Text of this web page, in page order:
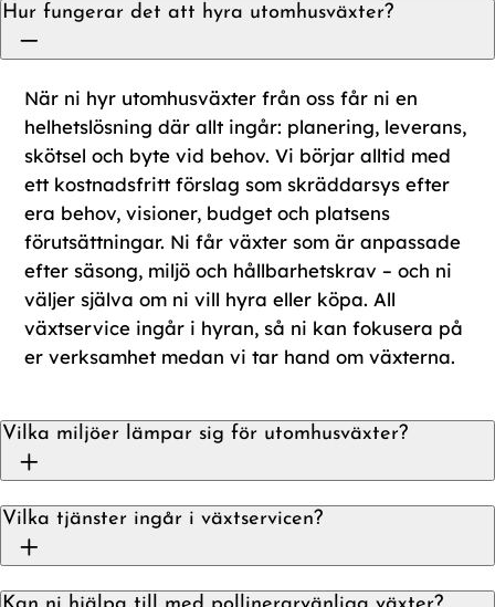
Hur fungerar det att hyra utomhusväxter?
När ni hyr utomhusväxter från oss får ni en
helhetslösning där allt ingår: planering, leverans,
skötsel och byte vid behov. Vi börjar alltid med
ett kostnadsfritt förslag som skräddarsys efter
era behov, visioner, budget och platsens
förutsättningar. Ni får växter som är anpassade
efter säsong, miljö och hållbarhetskrav – och ni
väljer själva om ni vill hyra eller köpa. All
växtservice ingår i hyran, så ni kan fokusera på
er verksamhet medan vi tar hand om växterna.
Vilka miljöer lämpar sig för utomhusväxter?
Vi hjälper företag att skapa grönare miljöer på
en mängd olika platser – till exempel vid entréer,
Vilka tjänster ingår i växtservicen?